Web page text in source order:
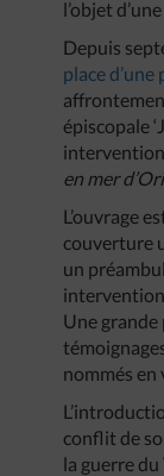
l’objet
Depuis
place
épiscopale
en mer
L’ouvrage
couverture
un
Une grande
nommés en
conflit de
la guerre